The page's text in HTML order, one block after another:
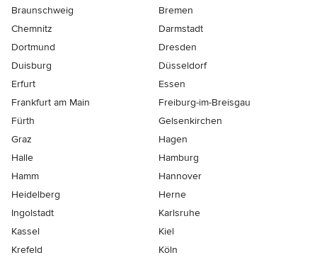
Braunschweig
Bremen
Chemnitz
Darmstadt
Dortmund
Dresden
Duisburg
Düsseldorf
Erfurt
Essen
Frankfurt am Main
Freiburg-im-Breisgau
Fürth
Gelsenkirchen
Graz
Hagen
Halle
Hamburg
Hamm
Hannover
Heidelberg
Herne
Ingolstadt
Karlsruhe
Kassel
Kiel
Krefeld
Köln